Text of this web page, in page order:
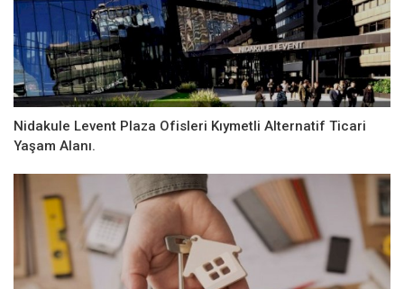
Nidakule Levent Plaza Ofisleri Kıymetli Alternatif Ticari
Yaşam Alanı.